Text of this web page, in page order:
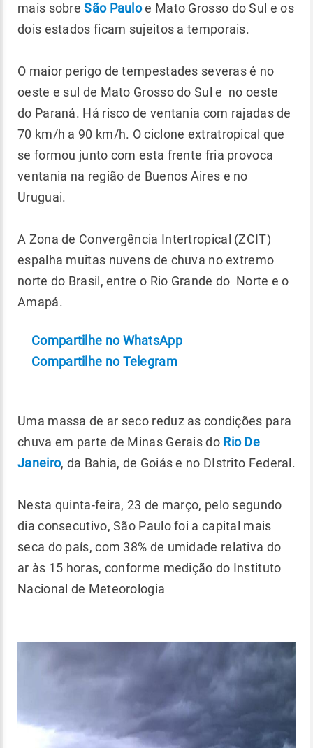
mais sobreSão Pauloe Mato Grosso do Sul e os
dois estados ficam sujeitos a temporais.
O maior perigo de tempestades severas é no
oeste e sul de Mato Grosso do Sul e no oeste
do Paraná. Há risco de ventania com rajadas de
70 km/h a 90 km/h. O ciclone extratropical que
se formou junto com esta frente fria provoca
ventania na região de Buenos Aires e no
Uruguai.
A Zona de Convergência Intertropical (ZCIT)
espalha muitas nuvens de chuva no extremo
norte do Brasil, entre o Rio Grande do Norte e o
Amapá.
Compartilhe no WhatsApp
Compartilhe no Telegram
Uma massa de ar seco reduz as condições para
chuva em parte de Minas Gerais do Rio De
Janeiro, da Bahia, de Goiás e no DIstrito Federal.
Nesta quinta-feira, 23 de março, pelo segundo
dia consecutivo, São Paulo foi a capital mais
seca do país, com 38% de umidade relativa do
ar às 15 horas, conforme medição do Instituto
Nacional de Meteorologia